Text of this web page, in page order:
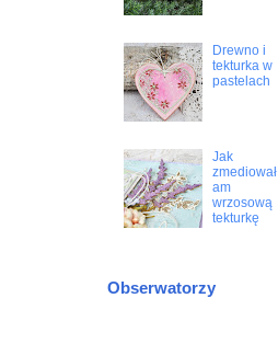
Drewno i
tekturka w
pastelach
Jak
zmediował
am
wrzosową
tekturkę
Obserwatorzy